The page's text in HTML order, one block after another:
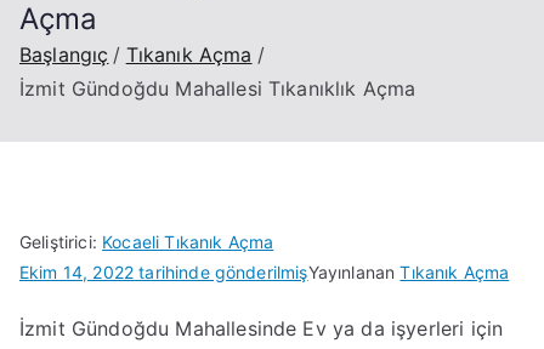
Açma
Başlangıç
Tıkanık Açma
İzmit Gündoğdu Mahallesi Tıkanıklık Açma
Geliştirici: Kocaeli Tıkanık Açma
Ekim 14, 2022 tarihinde gönderilmişYayınlananTıkanık Açma
İzmit Gündoğdu Mahallesinde Ev ya da işyerleri için